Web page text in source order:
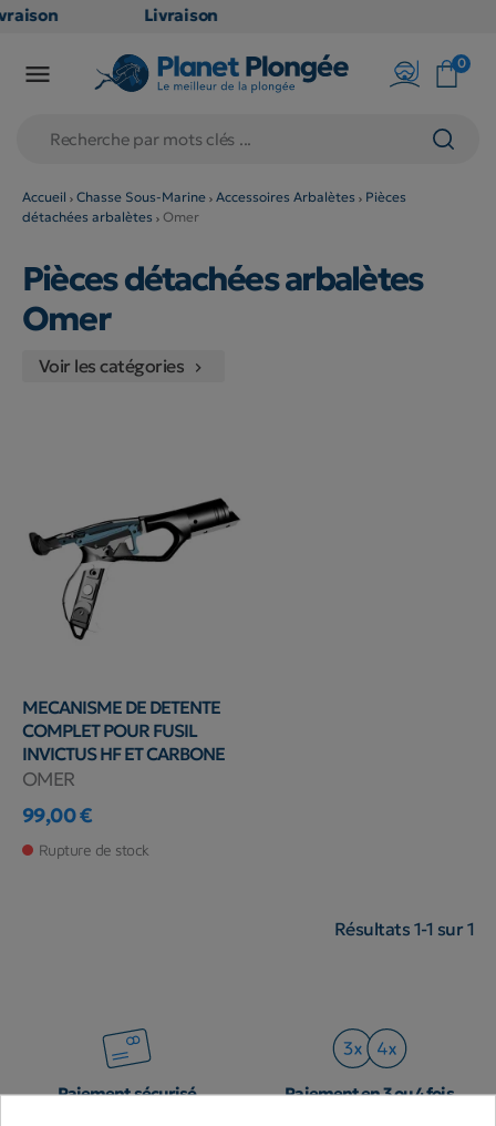
point
Livraison
en point
79€
(hors
produits
volumineux
 0
Accueil Chasse Sous-Marine Accessoires Arbalètes
Pièces
détachées arbalètes
Omer
Pièces détachées arbalètes
Omer
Voir les catégories 
MECANISME DE DETENTE
COMPLET POUR FUSIL
INVICTUS HF ET CARBONE
OMER
Prix
99,00 €
Rupture de stock
Résultats 1-1 sur 1
Paiement sécurisé Paiement en 3 ou 4 fois